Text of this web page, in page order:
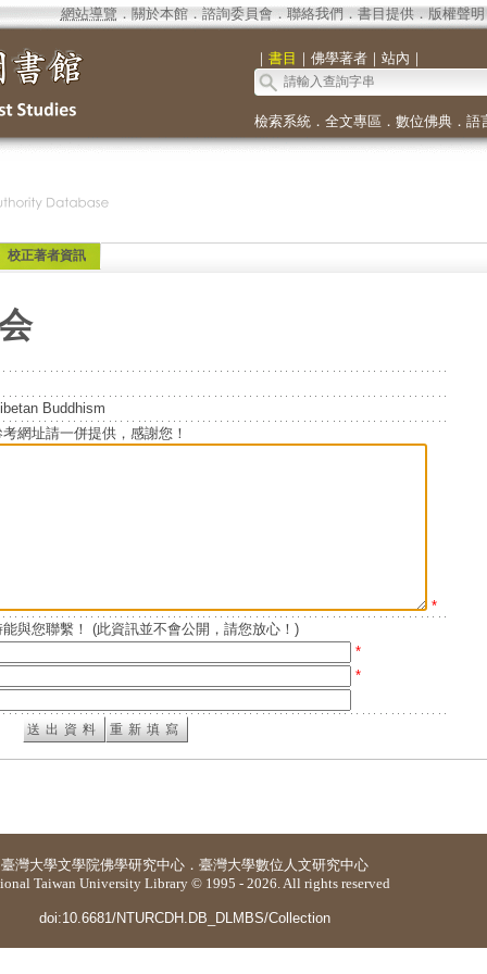
網站導覽 ． 關於本館． 諮詢委員會． 聯絡我們 ． 書目提供． 版權聲明
｜ 書目 ｜ 佛學著者｜ 站內 ｜
檢索系統． 全文專區 ． 數位佛典． 語
校正著者資訊
Buddhism
網址請一併提供，感謝您！
*
與您聯繫！ (此資訊並不會公開，請您放心！)
*
*
臺灣大學文學院佛學研究中心 ． 臺灣大學數位人文研究中心
Taiwan University Library © 1995 - 2026. All rights reserved
doi:10.6681/NTURCDH.DB_DLMBS/Collection